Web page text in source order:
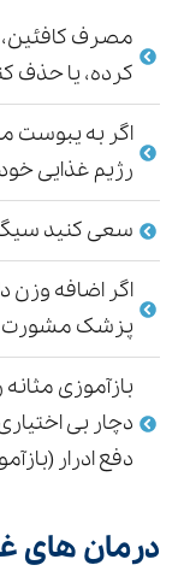
مصرف کافئین،
کرده، یا حذف
اگر به یبوست
رژیم غذایی
سعی کنید
اگر اضافه وزن
پزشک مشورت
بازآموزی
دچار بی
دفع ادرار
درمان های